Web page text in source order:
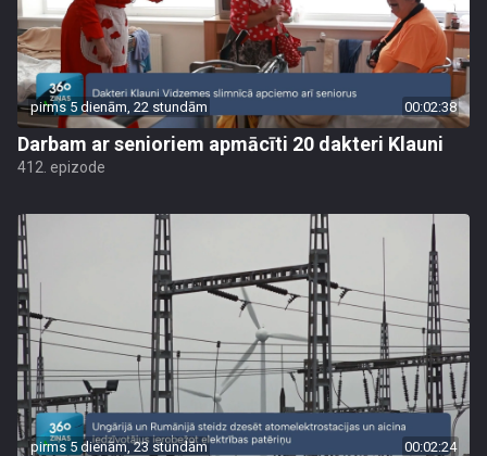
pirms 5 dienām, 22 stundām 00:02:38
Darbam ar senioriem apmācīti 20 dakteri Klauni
412. epizode
pirms 5 dienām, 23 stundām 00:02:24